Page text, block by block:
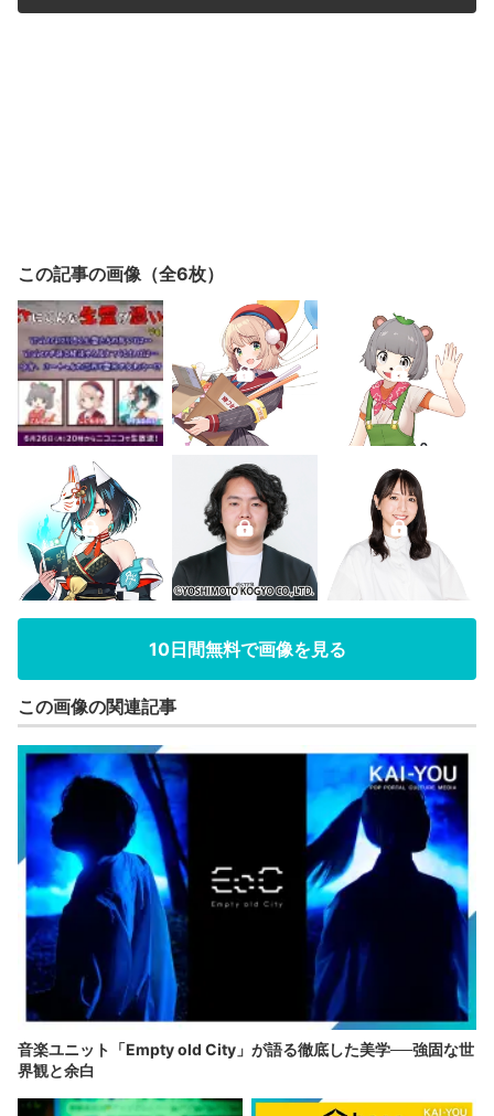
この記事の画像（全6枚）
10日間無料で画像を見る
この画像の関連記事
音楽ユニット「Empty old City」が語る徹底した美学──強固な世
界観と余白